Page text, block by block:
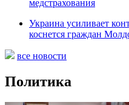
медстрахования
Украина усиливает
коснется граждан
все новости
Политика